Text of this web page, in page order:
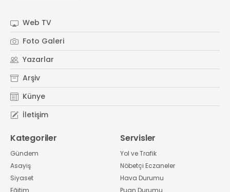
Web TV
Foto Galeri
Yazarlar
Arşiv
Künye
İletişim
Kategoriler
Gündem
Asayiş
Siyaset
Servisler
Yol ve Trafik
Nöbetçi Eczaneler
Hava Durumu